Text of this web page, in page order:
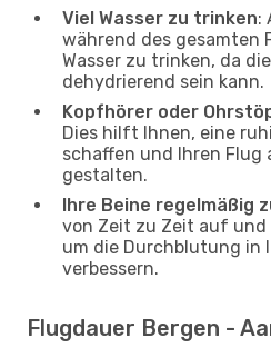
Viel Wasser zu trinken:
während des gesamten
Wasser zu trinken, da
dehydrierend sein kann.
Kopfhörer oder
Dies hilft Ihnen, eine
schaffen und Ihren Flug
gestalten.
Ihre Beine regelmäßig
von Zeit zu Zeit auf und
um die Durchblutung in
verbessern.
Flugdauer Bergen -